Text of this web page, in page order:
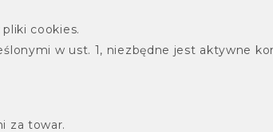
cookies.
w ust. 1, niezbędne jest aktywne
za towar.